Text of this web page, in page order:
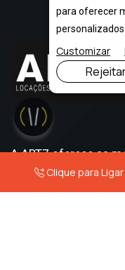
A ART7 oferece as
Equipamentos para
qualidade, agilidade
Clique para Ligar
para oferecer
personalizados.
Customizar